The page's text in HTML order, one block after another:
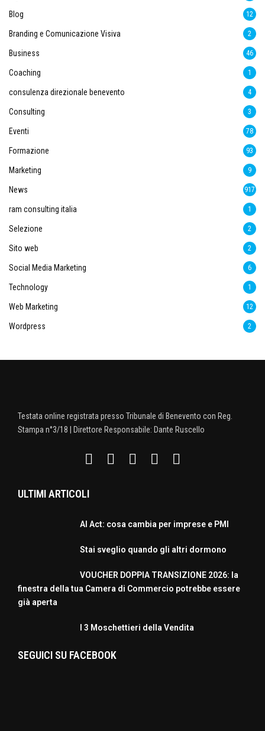
Blog 12
Branding e Comunicazione Visiva 2
Business 46
Coaching 1
consulenza direzionale benevento 4
Consulting 3
Eventi 78
Formazione 93
Marketing 9
News 917
ram consulting italia 1
Selezione 2
Sito web 2
Social Media Marketing 6
Technology 1
Web Marketing 12
Wordpress 2
Testata online registrata presso Tribunale di Benevento con Reg.
Stampa n°3/18 | Direttore Responsabile: Dante Ruscello
ULTIMI ARTICOLI
AI Act: cosa cambia per imprese e PMI
Stai sveglio quando gli altri dormono
VOUCHER DOPPIA TRANSIZIONE 2026: la
finestra della tua Camera di Commercio potrebbe essere
già aperta
I 3 Moschettieri della Vendita
SEGUICI SU FACEBOOK